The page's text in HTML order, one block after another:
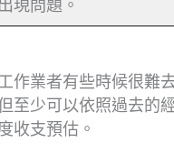
現問題。
作業者有些時候很難
至少可以依照過去的
收支預估。